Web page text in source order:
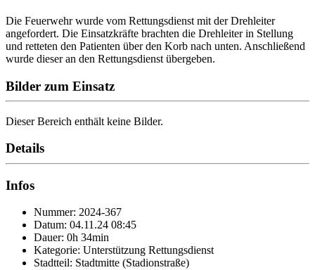
Die Feuerwehr wurde vom Rettungsdienst mit der Drehleiter
angefordert. Die Einsatzkräfte brachten die Drehleiter in Stellung
und retteten den Patienten über den Korb nach unten. Anschließend
wurde dieser an den Rettungsdienst übergeben.
Bilder zum Einsatz
Dieser Bereich enthält keine Bilder.
Details
Infos
Nummer: 2024-367
Datum: 04.11.24 08:45
Dauer: 0h 34min
Kategorie: Unterstützung Rettungsdienst
Stadtteil: Stadtmitte (Stadionstraße)